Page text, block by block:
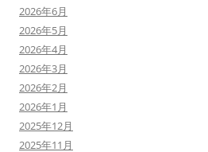
2026年6月
2026年5月
2026年4月
2026年3月
2026年2月
2026年1月
2025年12月
2025年11月